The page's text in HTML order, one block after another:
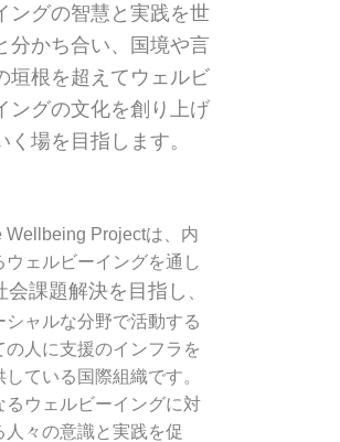
ングの智慧と実践を世
分かち合い、国境や言
垣根を超えてウェルビ
ングの文化を創り上げ
く場を目指します。
Wellbeing Projectは、内
ウェルビーイングを通し
会課題解決を目指し
シャルな分野で活動する
の人に支援のインフラを
している国際組織です。
るウェルビーイングに対
人々の意識と実践を促